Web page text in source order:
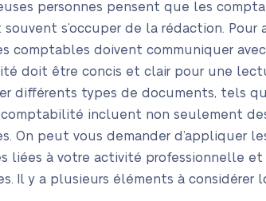
personnes pensent que les
souvent s’occuper de la rédaction.
comptables doivent communiquer
doit être concis et clair pour une
différents types de documents, tels
comptabilité incluent non seulement
On peut vous demander d’appliquer
liées à votre activité professionnelle
Il y a plusieurs éléments à